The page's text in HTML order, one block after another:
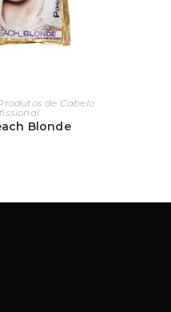
de Cabelo
Blonde